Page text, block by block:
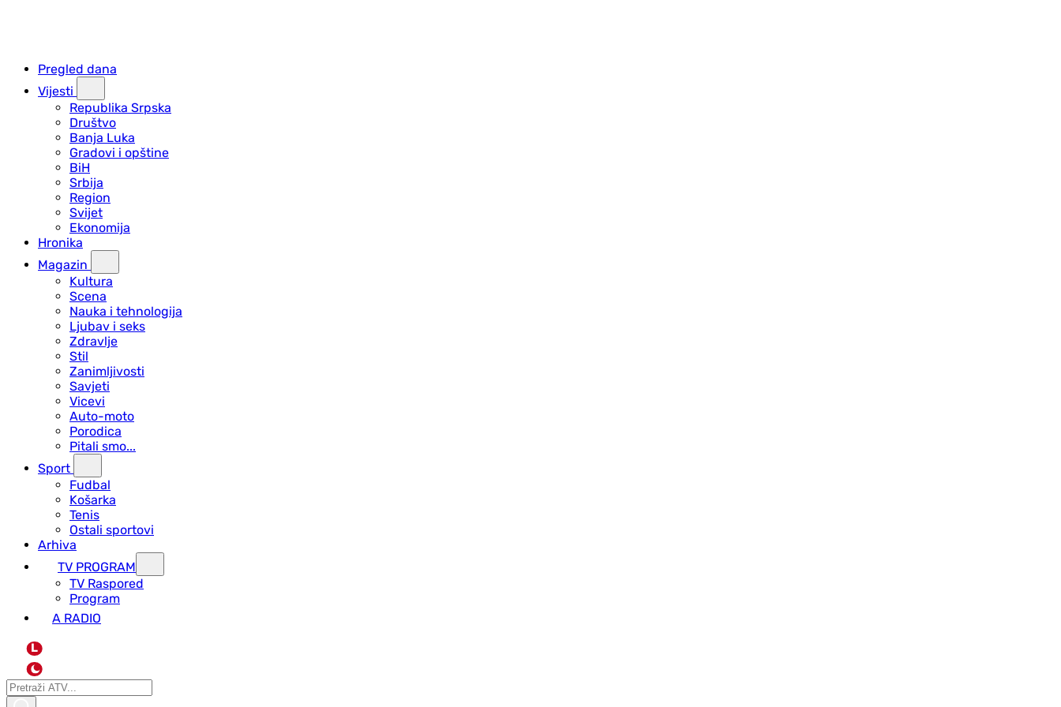
Pregled dana
Vijesti
Republika Srpska
Društvo
Banja Luka
Gradovi i opštine
BiH
Srbija
Region
Svijet
Ekonomija
Hronika
Magazin
Kultura
Scena
Nauka i tehnologija
Ljubav i seks
Zdravlje
Stil
Zanimljivosti
Savjeti
Vicevi
Auto-moto
Porodica
Pitali smo...
Sport
Fudbal
Košarka
Tenis
Ostali sportovi
Arhiva
TV PROGRAM
ТV Raspored
Program
A RADIO
L